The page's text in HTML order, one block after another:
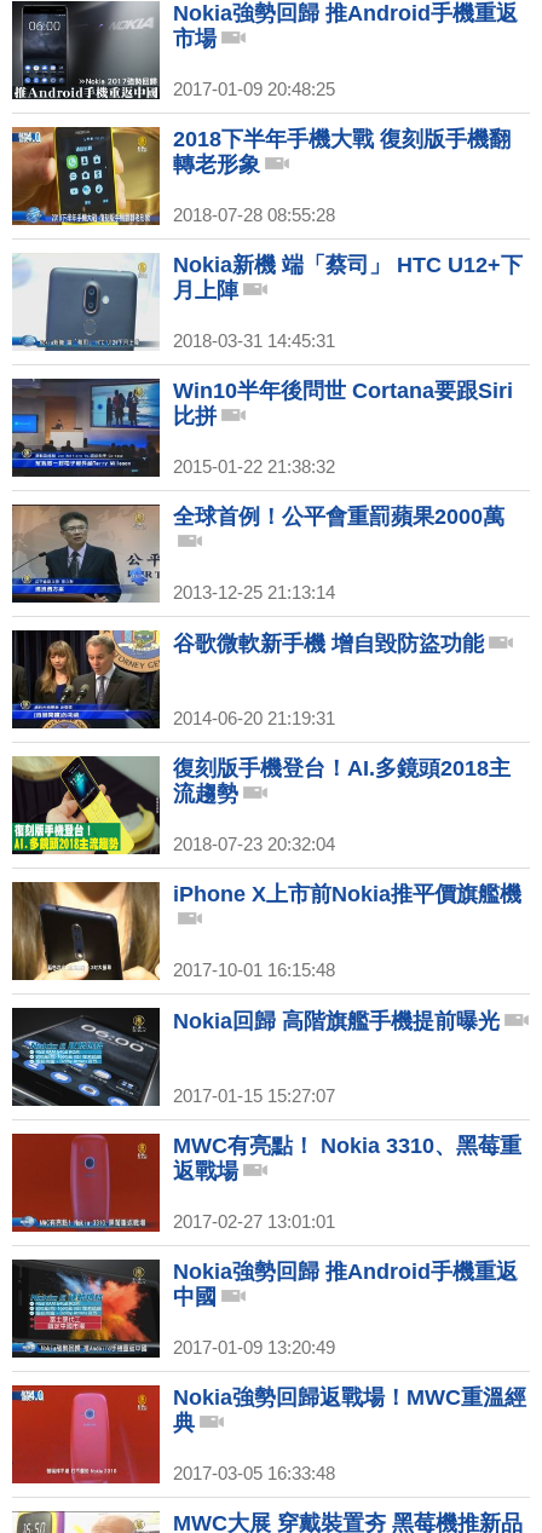
Nokia強勢回歸 推Android手機重返
市場
2017-01-09 20:48:25
2018下半年手機大戰 復刻版手機翻
轉老形象
2018-07-28 08:55:28
Nokia新機 端「蔡司」 HTC U12+下
月上陣
2018-03-31 14:45:31
Win10半年後問世 Cortana要跟Siri
比拼
2015-01-22 21:38:32
全球首例！公平會重罰蘋果2000萬
2013-12-25 21:13:14
谷歌微軟新手機 增自毀防盜功能
2014-06-20 21:19:31
復刻版手機登台！AI.多鏡頭2018主
流趨勢
2018-07-23 20:32:04
iPhone X上市前Nokia推平價旗艦機
2017-10-01 16:15:48
Nokia回歸 高階旗艦手機提前曝光
2017-01-15 15:27:07
MWC有亮點！ Nokia 3310、黑莓重
返戰場
2017-02-27 13:01:01
Nokia強勢回歸 推Android手機重返
中國
2017-01-09 13:20:49
Nokia強勢回歸返戰場！MWC重溫經
典
2017-03-05 16:33:48
MWC大展 穿戴裝置夯 黑莓機推新品